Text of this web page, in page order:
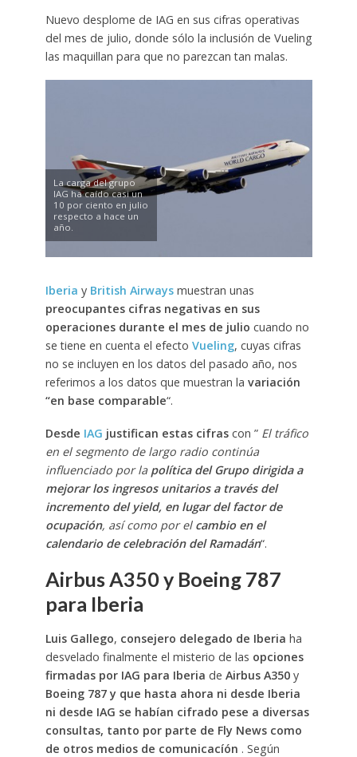
Nuevo desplome de IAG en sus cifras operativas
del mes de julio, donde sólo la inclusión de Vueling
las maquillan para que no parezcan tan malas.
La carga del grupo
IAG ha caído casi un
10 por ciento en julio
respecto a hace un
año.
Iberia y British Airwaysmuestran unas
preocupantes cifras negativas en sus
operaciones durante el mes de julio cuando no
se tiene en cuenta el efecto Vueling, cuyas cifras
no se incluyen en los datos del pasado año, nos
referimos a los datos que muestran la variación
“en base comparable“.
Desde IAG justifican estas cifrascon ” El tráfico
en el segmento de largo radio continúa
influenciado por la política del Grupo dirigida a
mejorar los ingresos unitarios a través del
incremento del yield, en lugar del factor de
ocupación, así como por el cambio en el
calendario de celebración del Ramadán“.
Airbus A350 y Boeing 787
para Iberia
Luis Gallego, consejero delegado de Iberia ha
desvelado finalmente el misterio de las opciones
firmadas por IAG para Iberia de Airbus A350y
Boeing 787 y que hasta ahora ni desde Iberia
ni desde IAG se habían cifrado pese a diversas
consultas, tanto por parte de Fly News como
de otros medios de comunicacíón . Según